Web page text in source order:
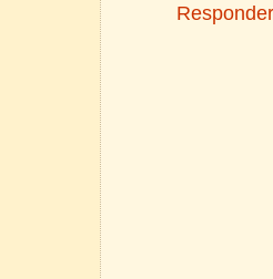
Responder